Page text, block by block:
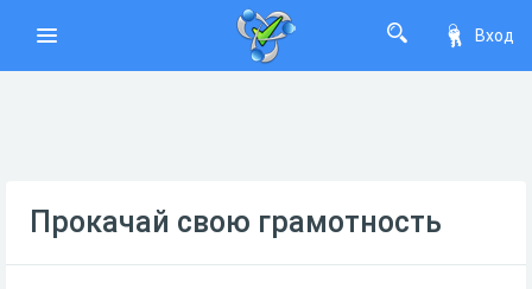
Вход
Прокачай свою грамотность